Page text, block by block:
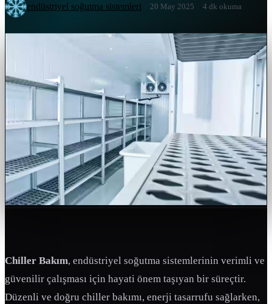
endüstriyel soğutma sistemleri 20 May 2025 4 dk okuma
Chiller Bakım, endüstriyel soğutma sistemlerinin verimli ve
güvenilir çalışması için hayati önem taşıyan bir süreçtir.
Düzenli ve doğru chiller bakımı, enerji tasarrufu sağlarken,